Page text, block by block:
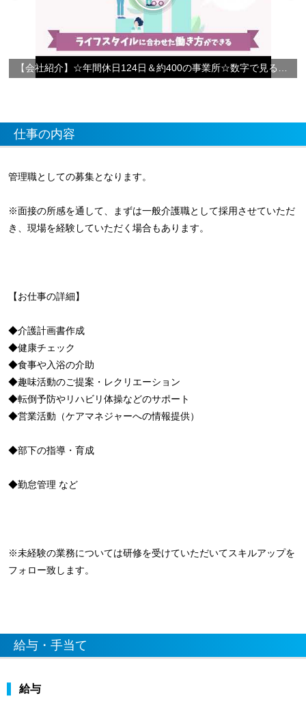
【会社紹介】☆年間休日124日＆約400の事業所☆数字で見るやさしい手
仕事の内容
管理職としての募集となります。
※面接の所感を通して、まずは一般介護職として採用させていただ
き、現場を経験していただく場合もあります。
【お仕事の詳細】
◆介護計画書作成
◆健康チェック
◆食事や入浴の介助
◆趣味活動のご提案・レクリエーション
◆転倒予防やリハビリ体操などのサポート
◆営業活動（ケアマネジャーへの情報提供）
◆部下の指導・育成
◆勤怠管理 など
※未経験の業務については研修を受けていただいてスキルアップを
フォロー致します。
給与・手当て
給与